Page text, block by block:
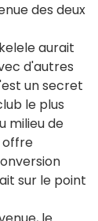
des deux
aurait
d'autres
un secret
le plus
milieu de
offre
sur le point